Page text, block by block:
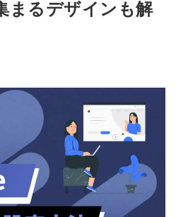
まるデザインも解